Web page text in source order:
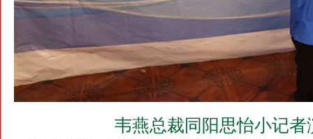
韦燕总裁同阳思怡小记